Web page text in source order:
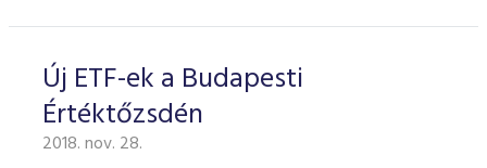
Új ETF-ek a Budapesti
Értéktőzsdén
2018. nov. 28.